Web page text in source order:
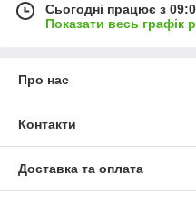
Сьогодні працює з
Показати весь графік
Про нас
Контакти
Доставка та оплата